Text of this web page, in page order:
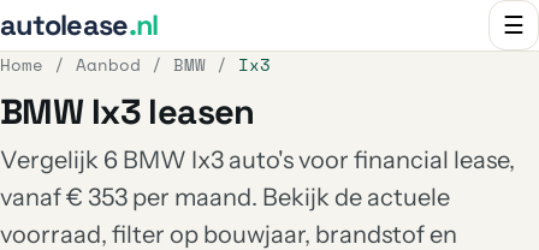
autolease.nl ☰
Home / Aanbod / BMW / Ix3
BMW Ix3 leasen
Vergelijk 6 BMW Ix3 auto's voor financial lease,
vanaf € 353 per maand. Bekijk de actuele
voorraad, filter op bouwjaar, brandstof en